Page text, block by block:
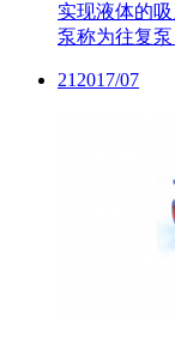
实现液体的
泵称为往复
21 2017/07